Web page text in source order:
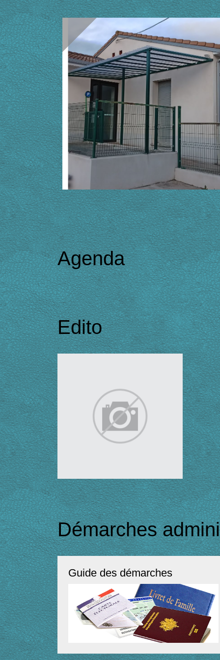
Agenda
Edito
Démarches
Guide des démarches